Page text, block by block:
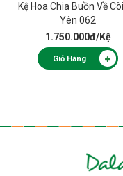
Kệ Hoa Chia Buồn Về
Yên 062
1.750.000đ/Kệ
Giỏ Hàng